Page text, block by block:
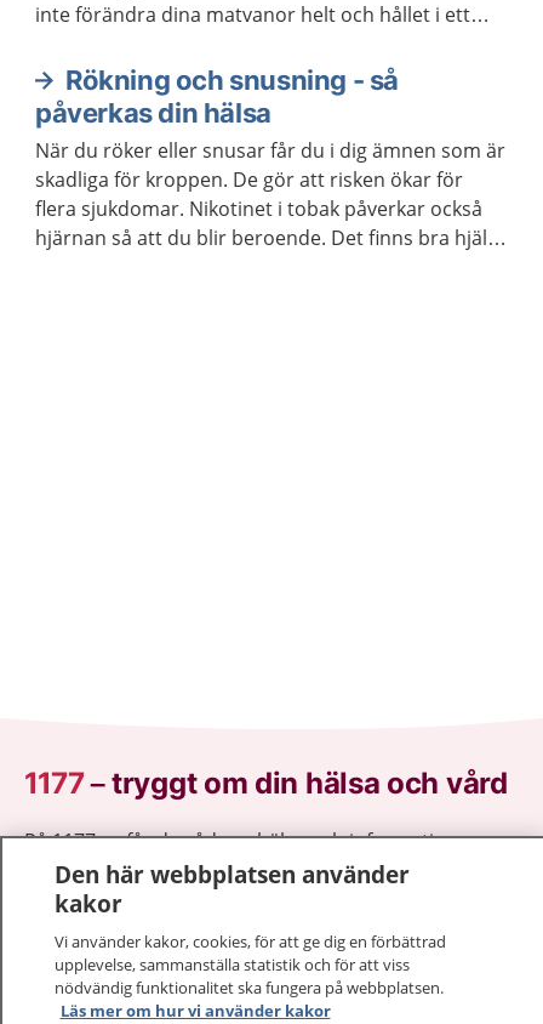
inte förändra dina matvanor helt och hållet i ett
göra stor skillnad.
Rökning och snusning - så
påverkas din hälsa
När du röker eller snusar får du i dig ämnen som är
skadliga för kroppen. De gör att risken ökar för
flera sjukdomar. Nikotinet i tobak påverkar också
hjärnan så att du blir beroende. Det finns bra hjälp
1177–tryggt om din hälsa och vård
På 1177.se får du råd om hälsa och information om
sjukdomar och vilka mottagningar du kan kontakta.
Logga in för att läsa din journal och göra dina
sjukvårdsrådgivning dygnet runt.
1177 ger dig råd när du vill må bättre.
Den här webbplatsen använder
kakor
Vi använder kakor, cookies, för att ge dig en förbättrad
upplevelse, sammanställa statistik och för att viss
nödvändig funktionalitet ska fungera på webbplatsen.
Läs mer om hur vi använder kakor